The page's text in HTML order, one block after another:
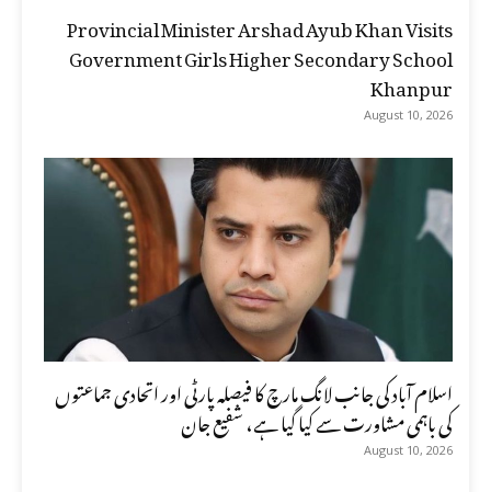
Provincial Minister Arshad Ayub Khan Visits
Government Girls Higher Secondary School
Khanpur
August 10, 2026
اسلام آباد کی جانب لانگ مارچ کا فیصلہ پارٹی اور اتحادی جماعتوں
کی باہمی مشاورت سے کیا گیا ہے، شفیع جان
August 10, 2026